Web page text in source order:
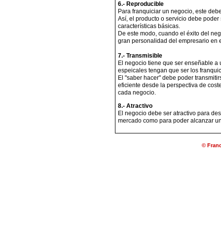
6.- Reproducible
Para franquiciar un negocio, este
Así, el producto o servicio debe
características básicas.
De este modo, cuando el éxito del
gran personalidad del empresario en
7.- Transmisible
El negocio tiene que ser enseñable
espeicales tengan que ser los
El "saber hacer" debe poder
eficiente desde la perspectiva de
cada negocio.
8.- Atractivo
El negocio debe ser atractivo para
mercado como para poder alcanzar
©